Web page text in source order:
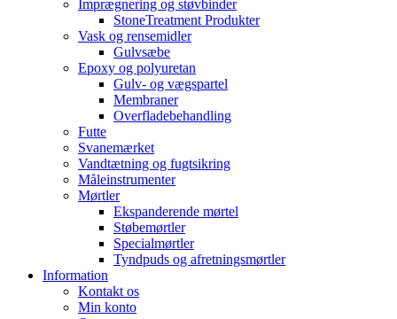
Imprægnering og støvbinder
StoneTreatment Produkter
Vask og rensemidler
Gulvsæbe
Epoxy og polyuretan
Gulv- og vægspartel
Membraner
Overfladebehandling
Futte
Svanemærket
Vandtætning og fugtsikring
Måleinstrumenter
Mørtler
Ekspanderende mørtel
Støbemørtler
Specialmørtler
Tyndpuds og afretningsmørtler
Information
Kontakt os
Min konto